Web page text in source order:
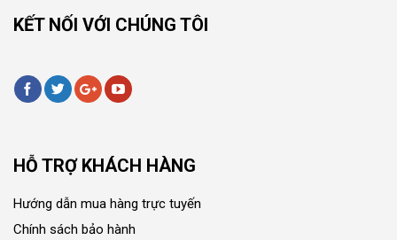
KẾT NỐI VỚI CHÚNG TÔI
HỖ TRỢ KHÁCH HÀNG
Hướng dẫn mua hàng trực tuyến
Chính sách bảo hành